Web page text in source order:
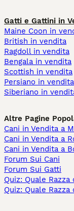
Gatti e Gattini in
Maine Coon in
British in vendita
Ragdoll in vendita
Bengala in vendita
Scottish in vendita
Persiano in vendita
Siberiano in
Altre Pagine
Cani in Vendita a
Cani in Vendita a
Cani in Vendita a
Forum Sui Cani
Forum Sui Gatti
Quiz: Quale
Quiz: Quale